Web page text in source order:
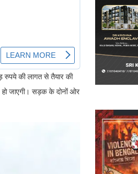
रुपये की लागत से तैयार की
हो जाएगी। सड़क के दोनों ओर